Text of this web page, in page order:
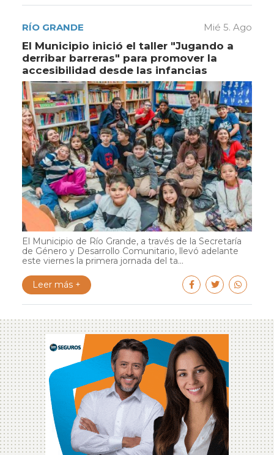
RÍO GRANDE Mié 5. Ago
El Municipio inició el taller "Jugando a
derribar barreras" para promover la
accesibilidad desde las infancias
El Municipio de Río Grande, a través de la Secretaría
de Género y Desarrollo Comunitario, llevó adelante
este viernes la primera jornada del ta...
Leer más +